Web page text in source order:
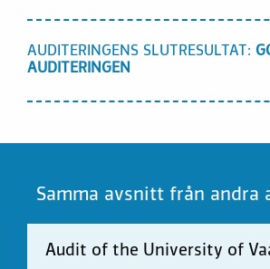
AUDITERINGENS SLUTRESULTAT:
AUDITERINGEN
Samma avsnitt från andra
Audit of the University of